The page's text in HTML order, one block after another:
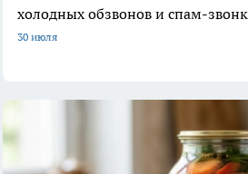
холодных обзвонов и спам-
30 июля